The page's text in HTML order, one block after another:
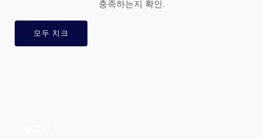
충족하는지 확인.
모두 치크